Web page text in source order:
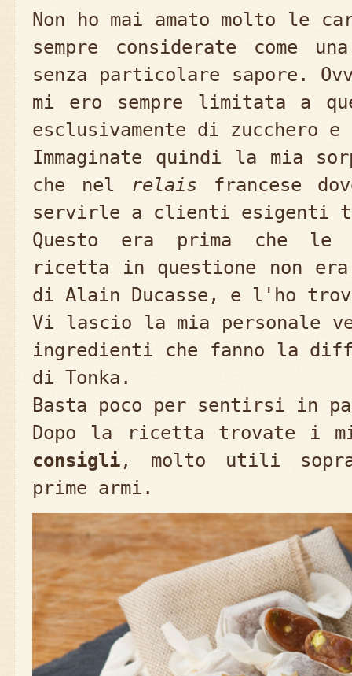
Non ho mai amato molto le
sempre considerate come
senza particolare sapore.
mi ero sempre limitata a
esclusivamente di zucchero
Immaginate quindi la mia
che nel relais francese
servirle a clienti
Questo era prima che le
ricetta in questione non
di Alain Ducasse, e l'ho
Vi lascio la mia personale
ingredienti che fanno la
di Tonka.
Basta poco per sentirsi in
Dopo la ricetta trovate i
consigli, molto utili
prime armi.